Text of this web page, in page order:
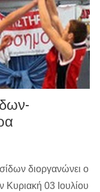
διοργανώνει ο
03 Ιουλίου